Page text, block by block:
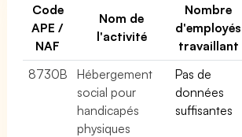
Code
APE /
NAF
Nom de
l'activité
Nombre
d'employés
travaillant
8730B
Hébergement
social pour
handicapés
physiques
Pas de
données
suffisantes